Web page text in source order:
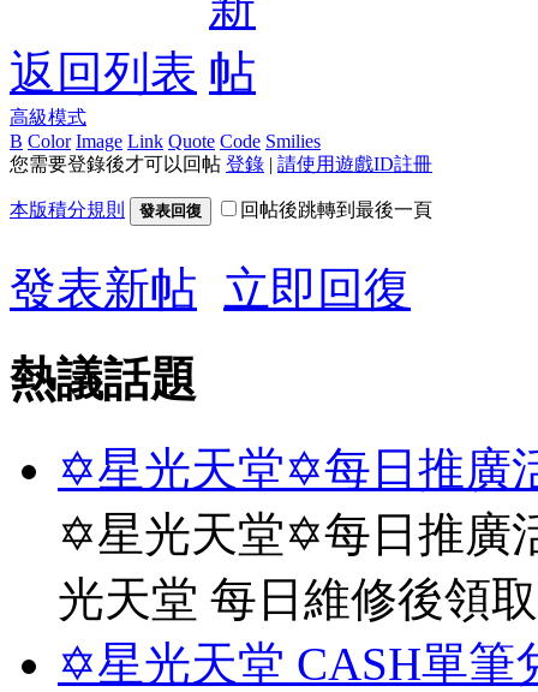
返回列表
高級模式
B Color Image Link Quote Code Smilies
您需要登錄後才可以回帖 登錄 | 請使用遊戲ID註冊
本版積分規則 發表回復 回帖後跳轉到最後一頁
發表新帖 立即回復
熱議話題
✡星光天堂✡每日推廣
✡星光天堂✡每日推廣
光天堂 每日維修後領
✡星光天堂 CASH單筆